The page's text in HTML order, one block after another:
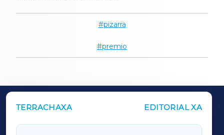
pizarra
premio
TERRACHAXA EDITORIAL XA
OUTROS PERIÓDICOS